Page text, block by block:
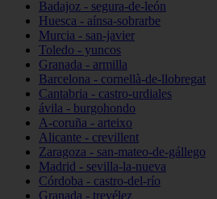
Badajoz - segura-de-león
Huesca - aínsa-sobrarbe
Murcia - san-javier
Toledo - yuncos
Granada - armilla
Barcelona - cornellà-de-llobregat
Cantabria - castro-urdiales
ávila - burgohondo
A-coruña - arteixo
Alicante - crevillent
Zaragoza - san-mateo-de-gállego
Madrid - sevilla-la-nueva
Córdoba - castro-del-río
Granada - trevélez